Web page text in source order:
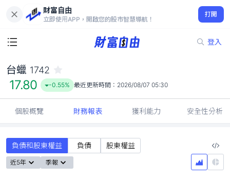
財富自由
立即使用APP，開啟您的股市智慧導航！
打開
登入
17.80
-0.55%
台蠟 1742
17.80 -0.55% 最近更新時間： 2026/08/07 05:30
個股概覽 財務報表 獲利能力 安全性分析
負債和股東權益 負債 股東權益
近5年 季報